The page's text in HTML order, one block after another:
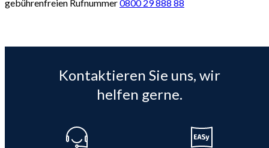
gebührenfreien Rufnummer0800 29 888 88
Kontaktieren Sie uns, wir
helfen gerne.